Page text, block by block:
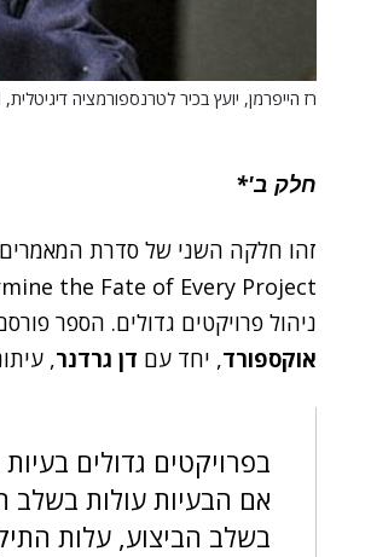
רז הייפרמן, יועץ בכיר לטרנספורמציה דיגיטלית, BDO Digital.
חלק ב'*
ניהול פרויקטים גדולים. הספר פורסם ב-2023 ונכתב על
אוקספורד, יחד עם דן גרדנר,
בפרויקטים גדולים
אם הבעיות עולות בשלב
בשלב הביצוע, עלות